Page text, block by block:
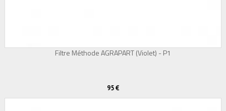
Filtre Méthode AGRAPART (Violet) - P1
95 €